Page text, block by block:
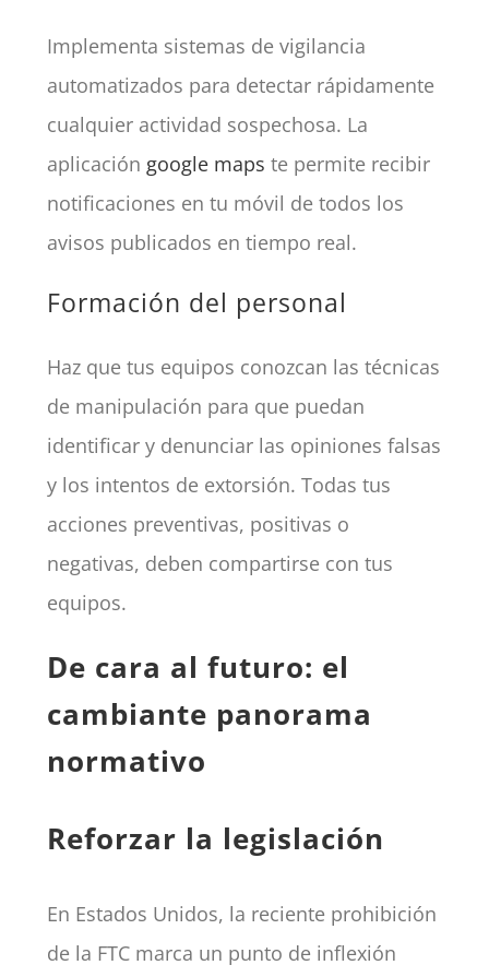
Implementa sistemas de vigilancia
automatizados para detectar rápidamente
cualquier actividad sospechosa. La
aplicación google maps te permite recibir
notificaciones en tu móvil de todos los
avisos publicados en tiempo real.
Formación del personal
Haz que tus equipos conozcan las técnicas
de manipulación para que puedan
identificar y denunciar las opiniones falsas
y los intentos de extorsión. Todas tus
acciones preventivas, positivas o
negativas, deben compartirse con tus
equipos.
De cara al futuro: el
cambiante panorama
normativo
Reforzar la legislación
En Estados Unidos, la reciente prohibición
de la FTC marca un punto de inflexión